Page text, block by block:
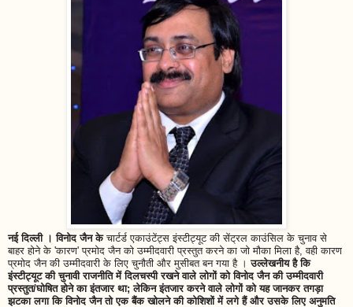
नई दिल्ली । विनोद जैन केचार्टर्ड एकाउंटेंट्स इंस्टीट्यूट की सेंट्रल काउंसिल के चुनाव से
बाहर होने के 'कारण' प्रमोद जैन को उम्मीदवारी प्रस्तुत करने का जो मौका मिला है, वही कारण
प्रमोद जैन की उम्मीदवारी के लिए चुनौती और मुसीबत बन गया है ।उल्लेखनीय है कि
इंस्टीट्यूट की चुनावी राजनीति में दिलचस्पी रखने वाले लोगों को विनोद जैन की उम्मीदवारी
प्रस्तुत/घोषित होने का इंतजार था; लेकिन इंतजार करने वाले लोगों को यह जानकर तगड़ा
झटका लगा कि विनोद जैन तो एक बैंक खोलने की कोशिशों में लगे हैं और उसके लिए अनुमति